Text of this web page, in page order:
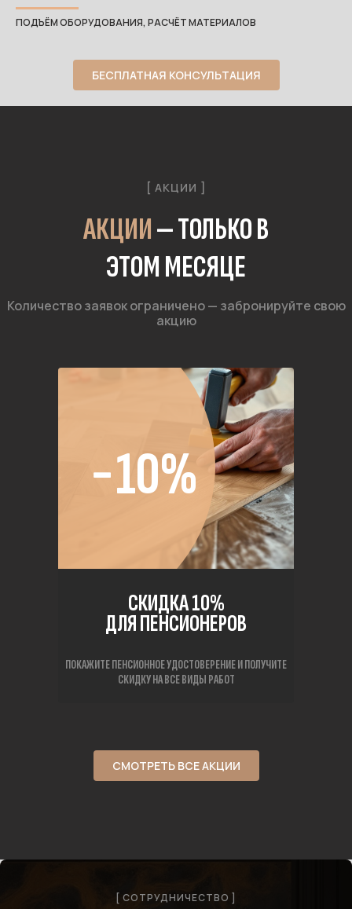
ПОДЪЁМ ОБОРУДОВАНИЯ, РАСЧЁТ МАТЕРИАЛОВ
БЕСПЛАТНАЯ КОНСУЛЬТАЦИЯ
[ АКЦИИ ]
АКЦИИ— ТОЛЬКО В
ЭТОМ МЕСЯЦЕ
Количество заявок ограничено — забронируйте свою
акцию
−10%
СКИДКА 10%
ДЛЯ ПЕНСИОНЕРОВ
ПОКАЖИТЕ ПЕНСИОННОЕ УДОСТОВЕРЕНИЕ И ПОЛУЧИТЕ
СКИДКУ НА ВСЕ ВИДЫ РАБОТ
СМОТРЕТЬ ВСЕ АКЦИИ
[ СОТРУДНИЧЕСТВО ]